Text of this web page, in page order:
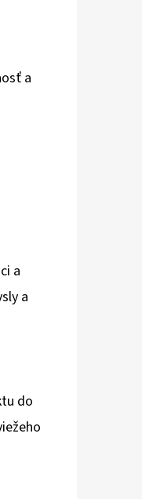
a
a
a
do